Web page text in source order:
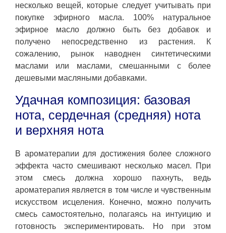
несколько вещей, которые следует учитывать при
покупке эфирного масла. 100% натуральное
эфирное масло должно быть без добавок и
получено непосредственно из растения. К
сожалению, рынок наводнен синтетическими
маслами или маслами, смешанными с более
дешевыми масляными добавками.
Удачная композиция: базовая
нота, сердечная (средняя) нота
и верхняя нота
В ароматерапии для достижения более сложного
эффекта часто смешивают несколько масел. При
этом смесь должна хорошо пахнуть, ведь
ароматерапия является в том числе и чувственным
искусством исцеления. Конечно, можно получить
смесь самостоятельно, полагаясь на интуицию и
готовность экспериментировать. Но при этом